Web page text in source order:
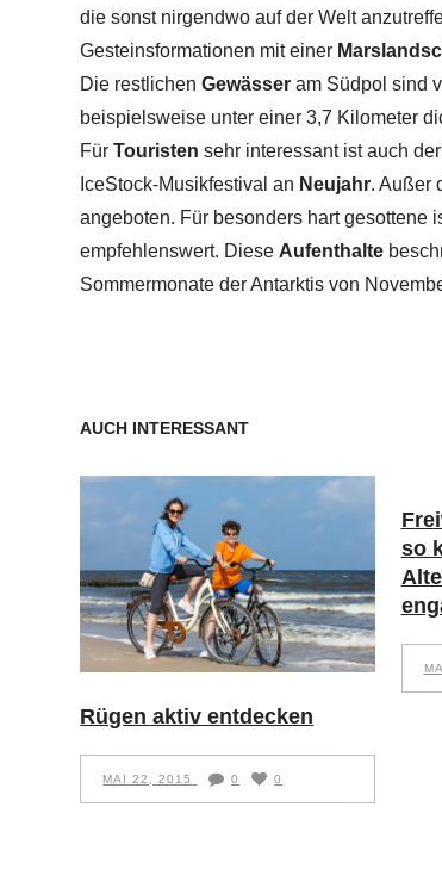
die sonst nirgendwo auf der Welt
Gesteinsformationen mit einer
Die restlichenGewässer am Südpol sind
beispielsweise unter einer 3,7 Kilometer
FürTouristen sehr interessant ist auch
IceStock-Musikfestival an Neujahr. Außer
angeboten. Für besonders hart gesottene
empfehlenswert. Diese Aufenthalte
Sommermonate der Antarktis von
AUCH INTERESSANT
Rügen aktiv entdecken
MAI 22, 2015 0 0
so